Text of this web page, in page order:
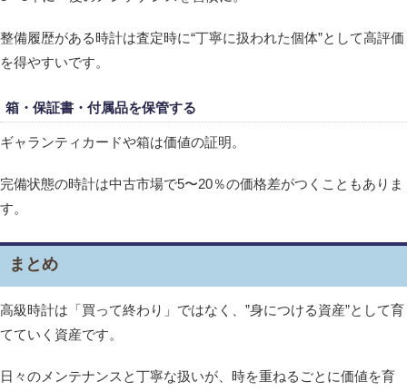
整備履歴がある時計は査定時に“丁寧に扱われた個体”として高評価
を得やすいです。
箱・保証書・付属品を保管する
ギャランティカードや箱は価値の証明。
完備状態の時計は中古市場で5〜20％の価格差がつくこともありま
す。
まとめ
高級時計は「買って終わり」ではなく、”身につける資産”として育
てていく資産です。
日々のメンテナンスと丁寧な扱いが、時を重ねるごとに価値を育